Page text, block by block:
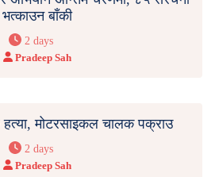
भत्काउन बाँकी
2 days
Pradeep Sah
हत्या, मोटरसाइकल चालक पक्राउ
2 days
Pradeep Sah